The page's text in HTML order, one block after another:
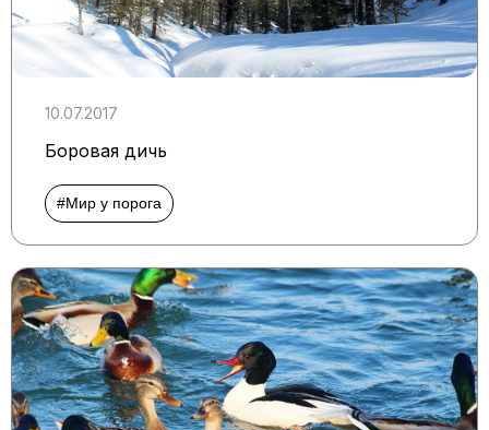
10.07.2017
Боровая дичь
#Мир у порога